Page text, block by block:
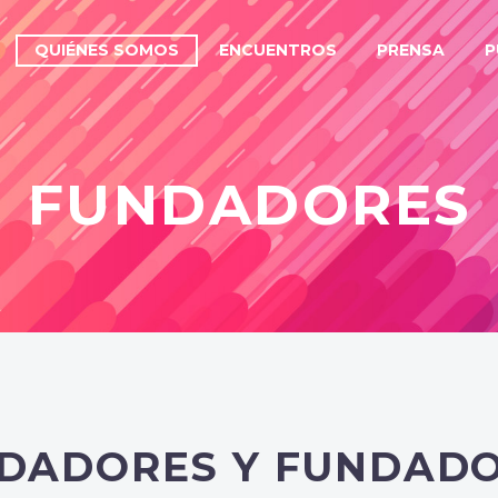
QUIÉNES SOMOS ENCUENTROS PRENSA
FUNDADORES
Y